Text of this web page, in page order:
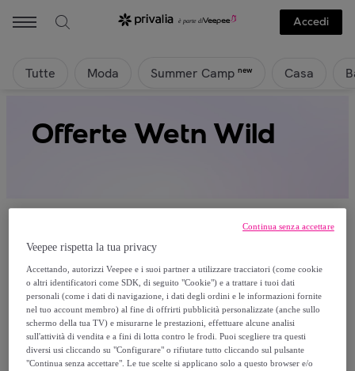
Accedi
Tutte Moda Summer Camp new Casa
Offerte Wetn Wild
Attualmente non è disponibile alcun
prodotto.
Registrati e accedi a tutti i prodotti visibili ai nostri
membri.
Veepee rispetta la tua privacy
Accettando, autorizzi Veepee e i suoi partner a utilizzare tracciatori (come cookie
o altri identificatori come SDK, di seguito "Cookie") e a trattare i tuoi dati
personali (come i dati di navigazione, i dati degli ordini e le informazioni fornite
nel tuo account membro) al fine di offrirti pubblicità personalizzate (anche sullo
schermo della tua TV) e misurarne le prestazioni, effettuare alcune analisi
sull'attività di vendita e a fini di lotta contro le frodi. Puoi scegliere tra questi
diversi usi cliccando su "Configurare" o rifiutare tutto cliccando sul pulsante
"Continua senza accettare". Le tue scelte si applicano solo a questo browser e/o
Continua senza accettare